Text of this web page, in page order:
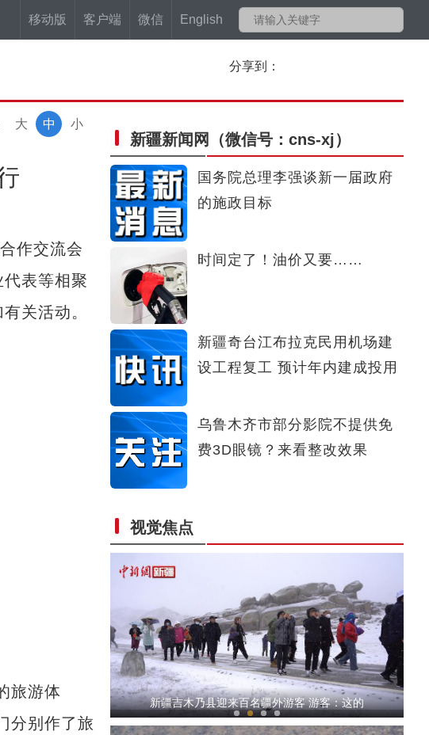
移动版 客户端 微信 English
分享到：
小
中
大
作交流会
表等相聚
关活动。
旅游体
分别作了旅
新疆新闻网 （微信号：cns-xj）
国务院总理李强谈新一届政府
的施政目标
时间定了！油价又要……
新疆奇台江布拉克民用机场建
设工程复工 预计年内建成投用
乌鲁木齐市部分影院不提供免
费3D眼镜？来看整改效果
视觉焦点
新疆兵团昆玉市：上千亩桃园内花开正艳
新疆巴楚县：瓜果启用滴灌模式 节水提产量
新疆吉木乃县迎来百名疆外游客 游客：这的